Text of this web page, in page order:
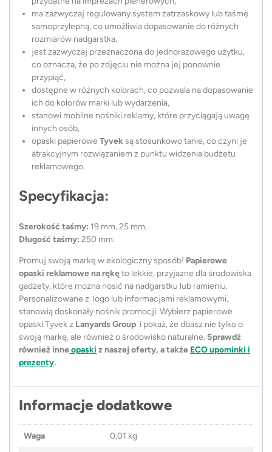
ma zazwyczaj regulowany system zatrzaskowy lub taśmę
samoprzylepną, co umożliwia dopasowanie do różnych
rozmiarów nadgarstka,
jest zazwyczaj przeznaczona do jednorazowego użytku,
co oznacza, że po zdjęciu nie można jej ponownie
przypiąć,
dostępne w różnych kolorach, co pozwala na dopasowanie
ich do kolorów marki lub wydarzenia,
stanowi mobilne nośniki reklamy, które przyciągają uwagę
innych osób,
opaski papierowe Tyvek są stosunkowo tanie, co czyni je
atrakcyjnym rozwiązaniem z punktu widzenia budżetu
reklamowego.
Specyfikacja:
Szerokość taśmy: 19 mm, 25 mm,
Długość taśmy: 250 mm.
Promuj swoją markę w ekologiczny sposób! Papierowe
opaski reklamowe na rękęto lekkie, przyjazne dla środowiska
gadżety, które można nosić na nadgarstku lub ramieniu.
Personalizowane z logo lub informacjami reklamowymi,
stanowią doskonały nośnik promocji. Wybierz papierowe
opaski Tyvek z Lanyards Group i pokaż, że dbasz nie tylko o
swoją markę, ale również o środowisko naturalne. Sprawdź
również inneopaski z naszej oferty, a także ECO upominki i
prezenty.
Informacje dodatkowe
Waga 0,01 kg